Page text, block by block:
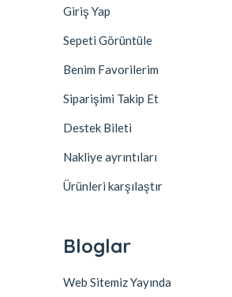
Giriş Yap
Sepeti Görüntüle
Benim Favorilerim
Siparişimi Takip Et
Destek Bileti
Nakliye ayrıntıları
Ürünleri karşılaştır
Bloglar
Web Sitemiz Yayında